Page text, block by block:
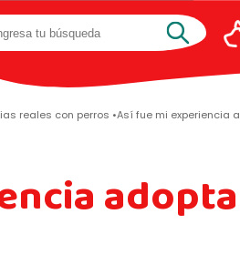
reales con perros Así fue mi experiencia